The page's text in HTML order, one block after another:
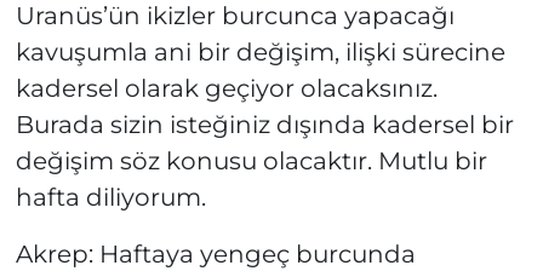
Uranüs’ün ikizler burcunca yapacağı
kavuşumla ani bir değişim, ilişki sürecine
kadersel olarak geçiyor olacaksınız.
Burada sizin isteğiniz dışında kadersel bir
değişim söz konusu olacaktır. Mutlu bir
hafta diliyorum.
Akrep: Haftaya yengeç burcunda